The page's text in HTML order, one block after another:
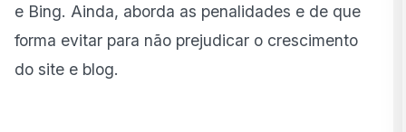
e Bing. Ainda, aborda as penalidades e de que
forma evitar para não prejudicar o crescimento
do site e blog.